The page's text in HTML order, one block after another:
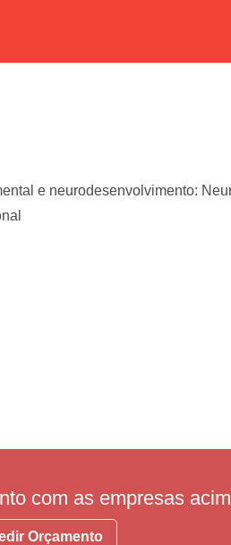
e neurodesenvolvimento:
com as empresas
Orçamento